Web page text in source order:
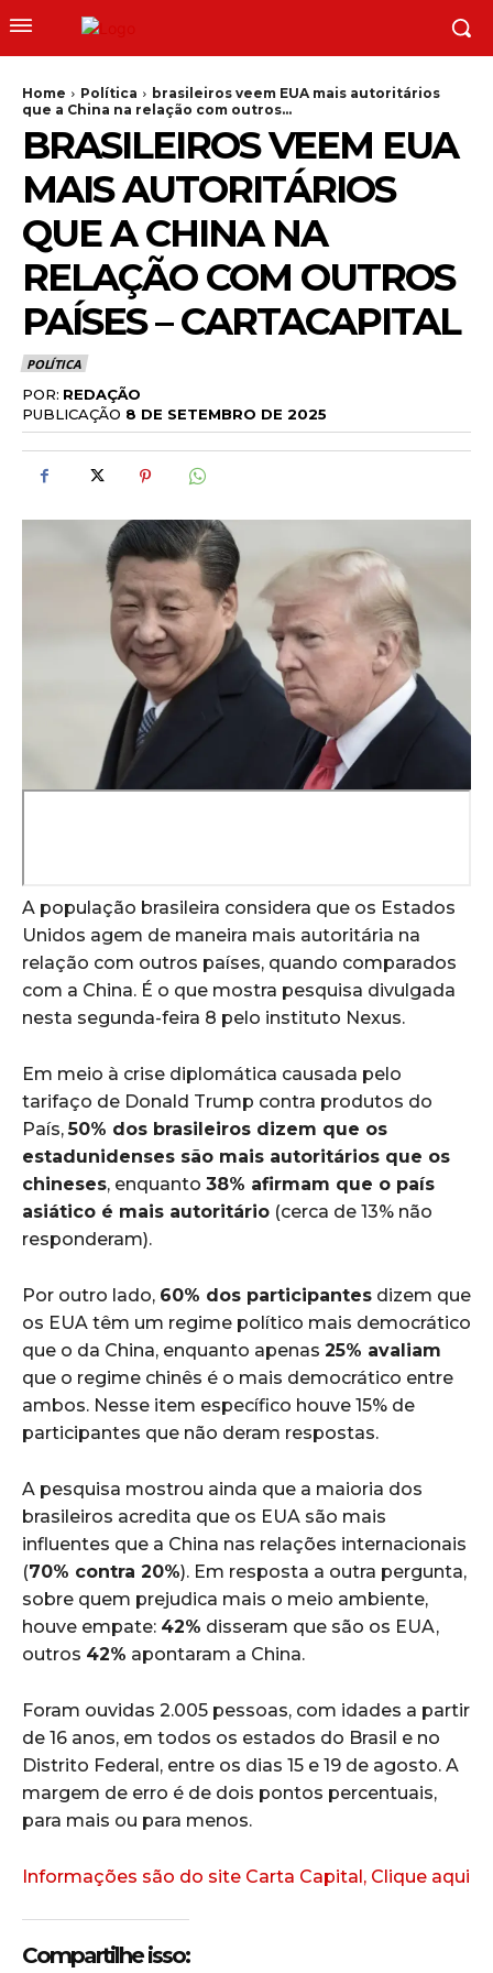
Home Política
brasileiros veem EUA mais autoritários
que a China na relação com outros...
BRASILEIROS VEEM EUA
MAIS AUTORITÁRIOS
QUE A CHINA NA
RELAÇÃO COM OUTROS
PAÍSES – CARTACAPITAL
POLÍTICA
POR: REDAÇÃO
PUBLICAÇÃO 8 DE SETEMBRO DE 2025
A população brasileira considera que os Estados
Unidos agem de maneira mais autoritária na
relação com outros países, quando comparados
com a China. É o que mostra pesquisa divulgada
nesta segunda-feira 8 pelo instituto Nexus.
Em meio à crise diplomática causada pelo
tarifaço de Donald Trump contra produtos do
País,50% dos brasileiros dizem que os
estadunidenses são mais autoritários que os
chineses, enquanto 38% afirmam que o país
asiático é mais autoritário (cerca de 13% não
responderam).
Por outro lado, 60% dos participantes dizem que
os EUA têm um regime político mais democrático
que o da China, enquanto apenas 25% avaliam
que o regime chinês é o mais democrático entre
ambos. Nesse item específico houve 15% de
participantes que não deram respostas.
A pesquisa mostrou ainda que a maioria dos
brasileiros acredita que os EUA são mais
influentes que a China nas relações internacionais
(70% contra 20%). Em resposta a outra pergunta,
sobre quem prejudica mais o meio ambiente,
houve empate: 42% disseram que são os EUA,
outros 42% apontaram a China.
Foram ouvidas 2.005 pessoas, com idades a partir
de 16 anos, em todos os estados do Brasil e no
Distrito Federal, entre os dias 15 e 19 de agosto. A
margem de erro é de dois pontos percentuais,
para mais ou para menos.
Informações são do site Carta Capital, Clique aqui
Compartilhe isso: